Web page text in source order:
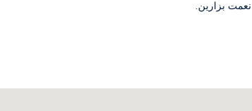
نعمت بزارین.